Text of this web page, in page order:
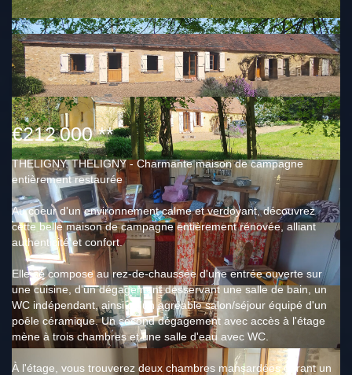
€212 000 **
THELIGNY. THELIGNY - Charmante maison de campagne
entièrement restaurée
Au coeur d'un environnement calme et verdoyant, découvrez
cette belle maison de campagne entièrement rénovée, alliant
authenticité et confort.
Elle se compose au rez-de-chaussée d'une entrée ouverte sur
une cuisine, d'un dégagement desservant une salle de bain, un
WC indépendant, ainsi qu'un agréable salon/séjour équipé d'un
poêle céramique. Un second dégagement avec accès à l'étage
mène à trois chambres et une salle d'eau avec WC.
À l'étage, vous trouverez deux chambres mansardées offrant un